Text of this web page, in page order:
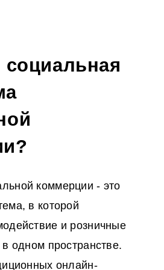
социальная
коммерции - это
в которой
и розничные
одном пространстве.
онлайн-